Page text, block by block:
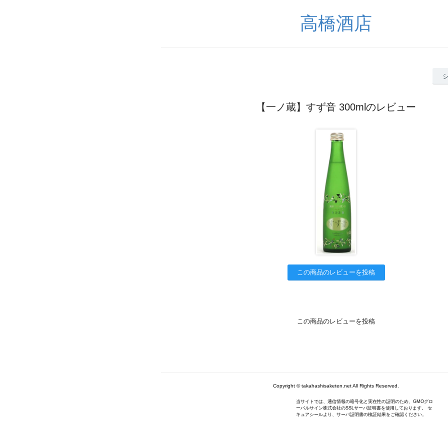
高橋酒店
【一ノ蔵】すず音 300mlのレビュー
この商品のレビューを投稿
この商品のレビューを投稿
Copyright © takahashisaketen.net All Rights Reserved.
当サイトでは、通信情報の暗号化と実在性の証明のため、GMOグロ
ーバルサイン株式会社のSSLサーバ証明書を使用しております。 セ
キュアシールより、サーバ証明書の検証結果をご確認ください。